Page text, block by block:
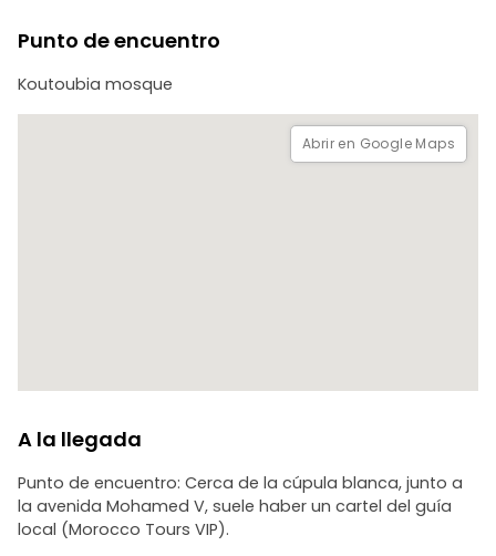
Punto de encuentro
Koutoubia mosque
Abrir en Google Maps
A la llegada
Punto de encuentro: Cerca de la cúpula blanca, junto a
la avenida Mohamed V, suele haber un cartel del guía
local (Morocco Tours VIP).